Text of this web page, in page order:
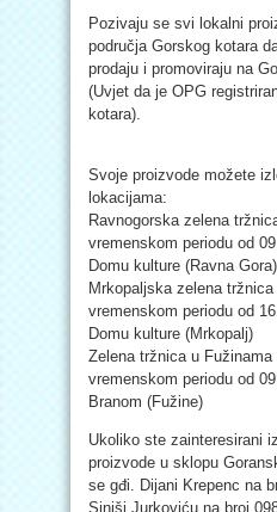
Pozivaju se svi lokalni
područja Gorskog kotara
prodaju i promoviraju na
(Uvjet da je OPG
kotara).
Svoje proizvode možete
lokacijama:
Ravnogorska zelena
vremenskom periodu od
Domu kulture (Ravna Gora)
Mrkopaljska zelena
vremenskom periodu od
Domu kulture (Mrkopalj)
Zelena tržnica u
vremenskom periodu od
Branom (Fužine)
Ukoliko ste zainteresirani
proizvode u sklopu
se gđi. Dijani Krepenc na
Siniši Jurkoviću na broj